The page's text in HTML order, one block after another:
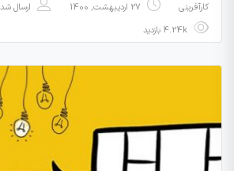
کارآفرینی 27 اردیبهشت, 1400 ارسال